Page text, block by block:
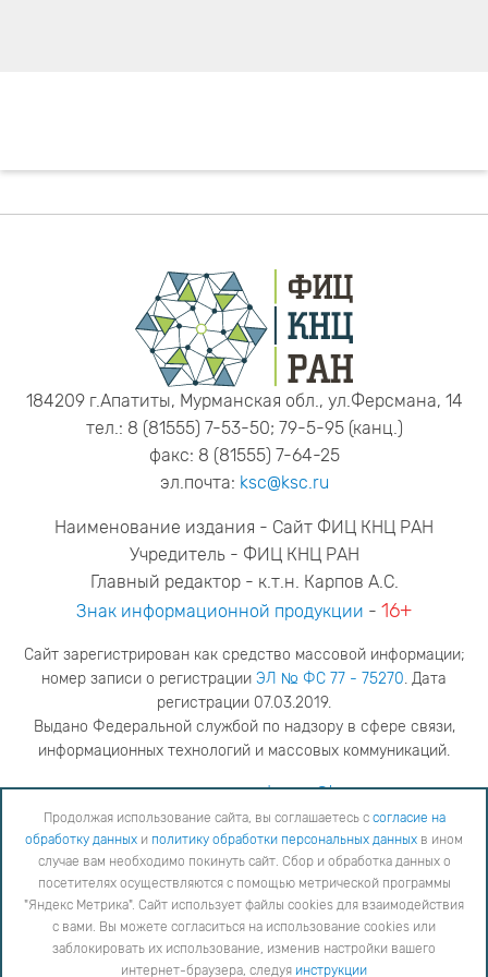
184209 г.Апатиты, Мурманская обл., ул.Ферсмана, 14
тел.: 8 (81555) 7-53-50; 79-5-95 (канц.)
факс: 8 (81555) 7-64-25
эл.почта: ksc@ksc.ru
Наименование издания - Сайт ФИЦ КНЦ РАН
Учредитель - ФИЦ КНЦ РАН
Главный редактор - к.т.н. Карпов А.С.
Знак информационной продукции - 16+
Сайт зарегистрирован как средство массовой информации;
номер записи о регистрации ЭЛ № ФС 77 - 75270. Дата
регистрации 07.03.2019.
Выдано Федеральной службой по надзору в сфере связи,
информационных технологий и массовых коммуникаций.
адрес редакцииya.stogova@ksc.ru
телефон редакции81555-79-516
Продолжая использование сайта, вы соглашаетесь с согласие на обработку данных
обработки персональных данных
в ином случае вам необходимо покинуть сайт. Сбор и обработка
данных о посетителях осуществляются с помощью метрической программы "Яндекс Метрика".
Сайт использует файлы cookies для взаимодействия с вами. Вы можете согласиться на
использование cookies или заблокировать их использование, изменив настройки вашего интернет-
Продолжая использование сайта, вы соглашаетесь с согласие на
обработку данных и политику обработки персональных данных в ином
случае вам необходимо покинуть сайт. Сбор и обработка данных о
посетителях осуществляются с помощью метрической программы
"Яндекс Метрика". Сайт использует файлы cookies для взаимодействия
с вами. Вы можете согласиться на использование cookies или
заблокировать их использование, изменив настройки вашего
интернет-браузера, следуя инструкции